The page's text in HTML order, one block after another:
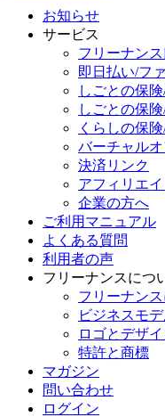
お知らせ
サービス
フリーナン
即日払い/フ
しごとの保
しごとの保
くらしの保
バーチャル
決済リンク
アフィリエ
企業の方へ
ご利用マニュアル
よくある質問
利用者の声
フリーナンスにつ
フリーナン
ビジネスモ
ロゴとデザ
特許と商標
マガジン
問い合わせ
ログイン